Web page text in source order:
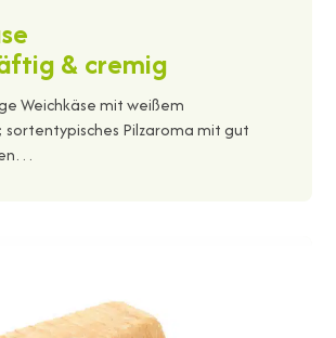
& cremig
Weichkäse mit weißem
sortentypisches Pilzaroma mit gut